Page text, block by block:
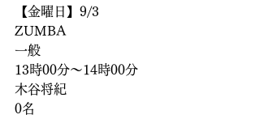
【金曜日】9/3
ZUMBA
一般
13時00分〜14時00分
木谷将紀
0名